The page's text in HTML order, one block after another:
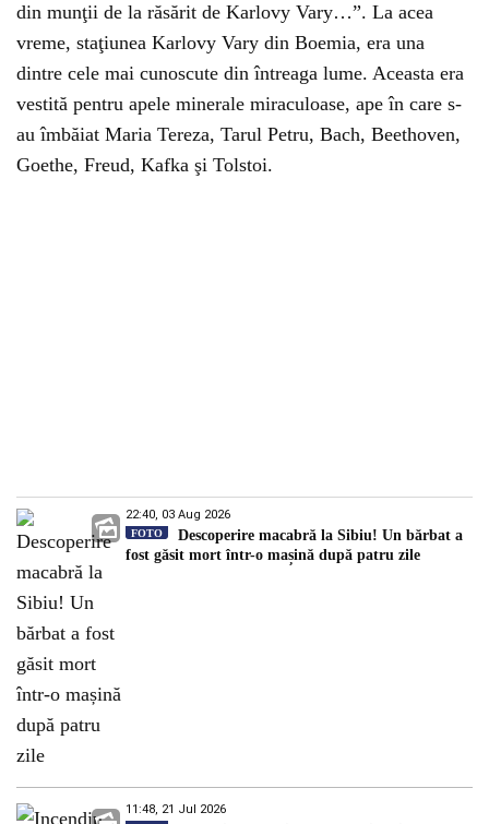
din munţii de la răsărit de Karlovy Vary…”. La acea
vreme, staţiunea Karlovy Vary din Boemia, era una
dintre cele mai cunoscute din întreaga lume. Aceasta era
vestită pentru apele minerale miraculoase, ape în care s-
au îmbăiat Maria Tereza, Tarul Petru, Bach, Beethoven,
Goethe, Freud, Kafka şi Tolstoi.
22:40, 03 Aug 2026
FOTO
Descoperire macabră la Sibiu! Un bărbat a
fost găsit mort într-o mașină după patru zile
11:48, 21 Jul 2026